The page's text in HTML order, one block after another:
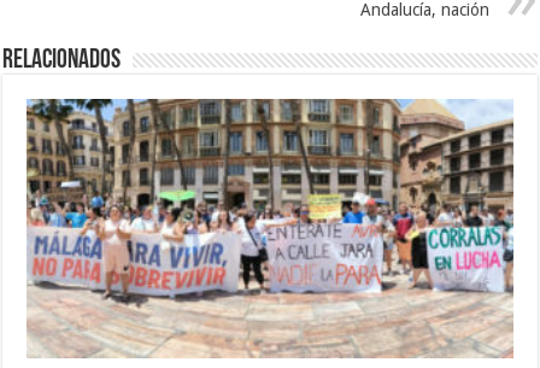
Andalucía, nación
Relacionados